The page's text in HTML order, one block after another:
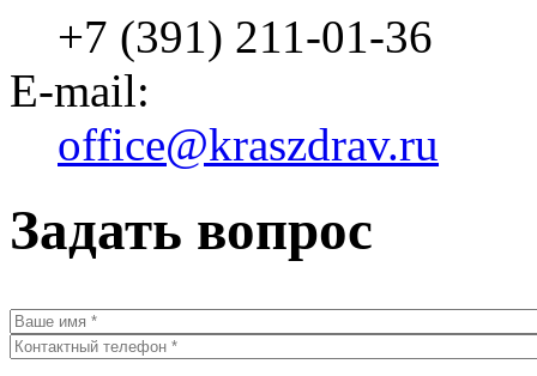
+7 (391) 211-01-36
E-mail:
office@kraszdrav.ru
Задать вопрос